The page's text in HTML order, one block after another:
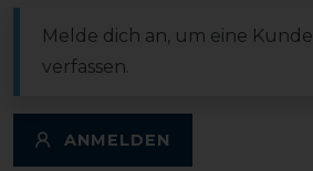
Melde dich an, um eine
verfassen.
ANMELDEN